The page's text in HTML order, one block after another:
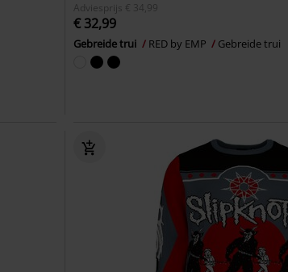
Adviesprijs
€ 34,99
€ 32,99
Gebreide trui RED by EMP Gebreide trui